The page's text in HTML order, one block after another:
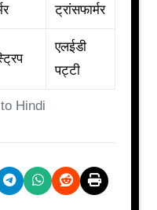
Hindi
ट्रांसफार्मर
एलईडी
पट्टी